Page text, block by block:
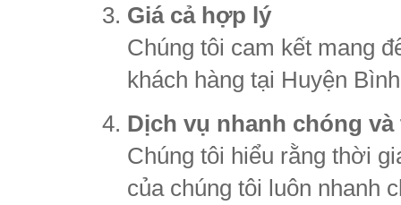
Giá cả hợp lý
Chúng tôi cam kết mang
khách hàng tại Huyện
Dịch vụ nhanh chóng
Chúng tôi hiểu rằng thời
của chúng tôi luôn nhanh